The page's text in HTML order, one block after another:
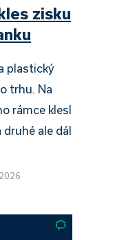
zisku
plastický
trhu. Na
rámce klesl
ale dál